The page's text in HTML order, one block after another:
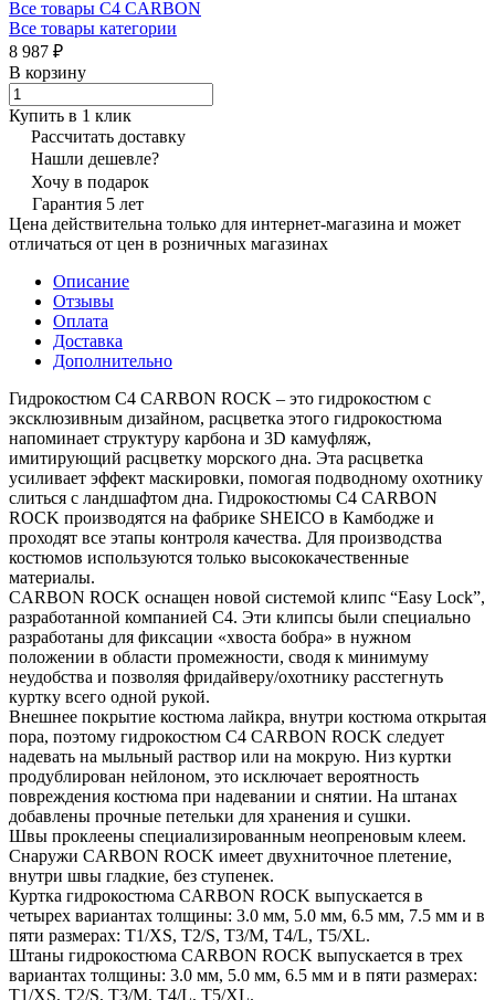
Все товары C4 CARBON
Все товары категории
8 987 ₽
В корзину
Купить в 1 клик
Рассчитать доставку
Нашли дешевле?
Хочу в подарок
Гарантия 5 лет
Цена действительна только для интернет-магазина и может
отличаться от цен в розничных магазинах
Описание
Отзывы
Оплата
Доставка
Дополнительно
Гидрокостюм C4 CARBON ROCK – это гидрокостюм с
эксклюзивным дизайном, расцветка этого гидрокостюма
напоминает структуру карбона и 3D камуфляж,
имитирующий расцветку морского дна. Эта расцветка
усиливает эффект маскировки, помогая подводному охотнику
слиться с ландшафтом дна. Гидрокостюмы C4 CARBON
ROCK производятся на фабрике SHEICO в Камбодже и
проходят все этапы контроля качества. Для производства
костюмов используются только высококачественные
материалы.
CARBON ROCK оснащен новой системой клипс “Easy Lock”,
разработанной компанией C4. Эти клипсы были специально
разработаны для фиксации «хвоста бобра» в нужном
положении в области промежности, сводя к минимуму
неудобства и позволяя фридайверу/охотнику расстегнуть
куртку всего одной рукой.
Внешнее покрытие костюма лайкра, внутри костюма открытая
пора, поэтому гидрокостюм C4 CARBON ROCK следует
надевать на мыльный раствор или на мокрую. Низ куртки
продублирован нейлоном, это исключает вероятность
повреждения костюма при надевании и снятии. На штанах
добавлены прочные петельки для хранения и сушки.
Швы проклеены специализированным неопреновым клеем.
Снаружи CARBON ROCK имеет двухниточное плетение,
внутри швы гладкие, без ступенек.
Куртка гидрокостюма CARBON ROCK выпускается в
четырех вариантах толщины: 3.0 мм, 5.0 мм, 6.5 мм, 7.5 мм и в
пяти размерах: Т1/XS, T2/S, T3/M, T4/L, T5/XL.
Штаны гидрокостюма CARBON ROCK выпускается в трех
вариантах толщины: 3.0 мм, 5.0 мм, 6.5 мм и в пяти размерах:
Т1/XS, T2/S, T3/M, T4/L, T5/XL.